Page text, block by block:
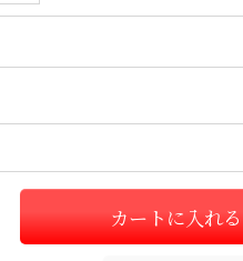
カートに入れる